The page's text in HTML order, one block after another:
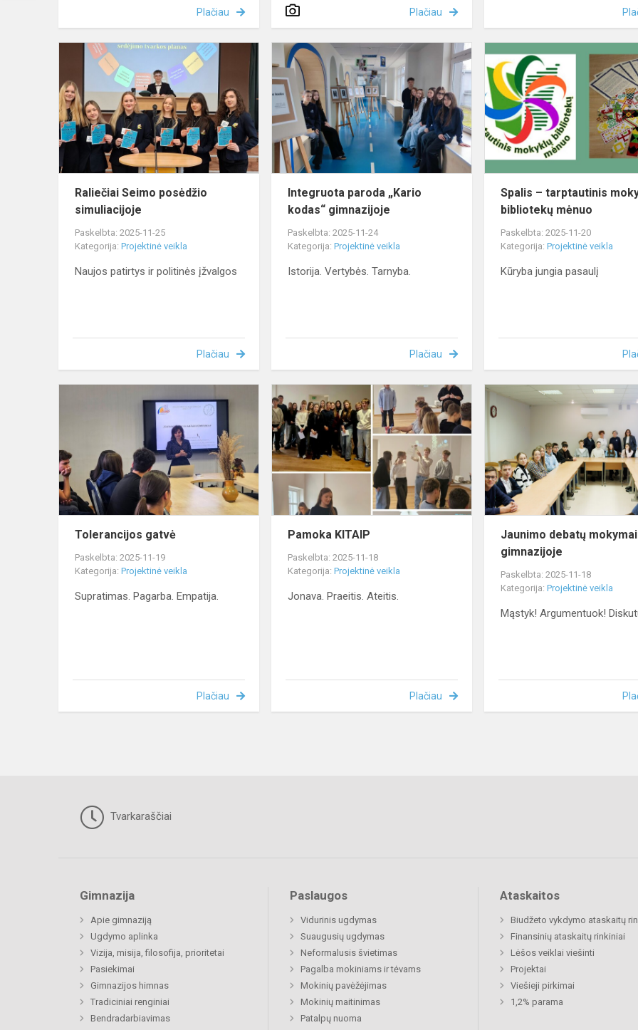
Plačiau Plačiau
Raliečiai
Seimo
posėdžio
simuliacijoje
Raliečiai Seimo posėdžio
simuliacijoje
Paskelbta: 2025-11-25
Kategorija: Projektinė veikla
Naujos patirtys ir politinės įžvalgos
Plačiau
Integruota
paroda
„Kario
kodas“
gimnazijoje
Integruota paroda „Kario
kodas“ gimnazijoje
Paskelbta: 2025-11-24
Kategorija:Projektinė veikla
Istorija. Vertybės. Tarnyba.
Plačiau
Spalis – tarptautinis
bibliotekų mėnuo
Paskelbta: 2025-11-20
Kategorija:Projektinė veikla
Kūryba jungia pasaulį
Tolerancijos
gatvė
Tolerancijos gatvė
Paskelbta: 2025-11-19
Kategorija: Projektinė veikla
Supratimas. Pagarba. Empatija.
Plačiau
Pamoka
KITAIP
Pamoka KITAIP
Paskelbta: 2025-11-18
Kategorija:Projektinė veikla
Jonava. Praeitis. Ateitis.
Plačiau
Jaunimo debatų mokymai
gimnazijoje
Paskelbta: 2025-11-18
Kategorija:Projektinė veikla
Mąstyk! Argumentuok!
Tvarkaraščiai
Gimnazija
Apie gimnaziją
Ugdymo aplinka
Vizija, misija, filosofija, prioritetai
Pasiekimai
Gimnazijos himnas
Tradiciniai renginiai
Bendradarbiavimas
Paslaugos
Vidurinis ugdymas
Suaugusių ugdymas
Neformalusis švietimas
Pagalba mokiniams ir tėvams
Mokinių pavėžėjimas
Mokinių maitinimas
Patalpų nuoma
Ataskaitos
Biudžeto vykdymo ataskaitų
Finansinių ataskaitų rinkiniai
Lėšos veiklai viešinti
Projektai
Viešieji pirkimai
1,2% parama